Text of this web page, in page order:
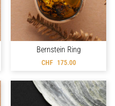
Bernstein Ring
CHF 175.00